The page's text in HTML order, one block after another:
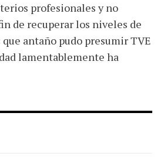
profesionales y no
de recuperar los niveles de
antaño pudo presumir TVE
lamentablemente ha